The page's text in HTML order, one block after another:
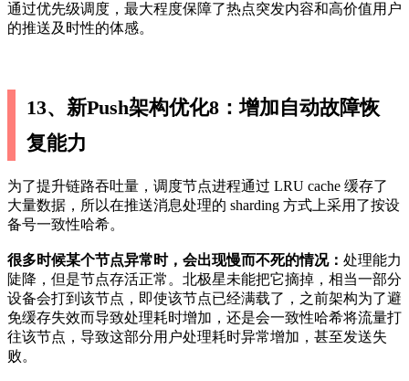
通过优先级调度，最大程度保障了热点突发内容和高价值用户
的推送及时性的体感。
13、新Push架构优化8：增加自动故障恢
复能力
为了提升链路吞吐量，调度节点进程通过 LRU cache 缓存了
大量数据，所以在推送消息处理的 sharding 方式上采用了按设
备号一致性哈希。
很多时候某个节点异常时，会出现慢而不死的情况： 处理能力
陡降，但是节点存活正常。北极星未能把它摘掉，相当一部分
设备会打到该节点，即使该节点已经满载了，之前架构为了避
免缓存失效而导致处理耗时增加，还是会一致性哈希将流量打
往该节点，导致这部分用户处理耗时异常增加，甚至发送失
败。